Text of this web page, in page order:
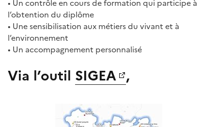
• Un contrôle en cours de formation qui participe à
l’obtention du diplôme
• Une sensibilisation aux métiers du vivant et à
l’environnement
• Un accompagnement personnalisé
Via l’outil SIGEA ,